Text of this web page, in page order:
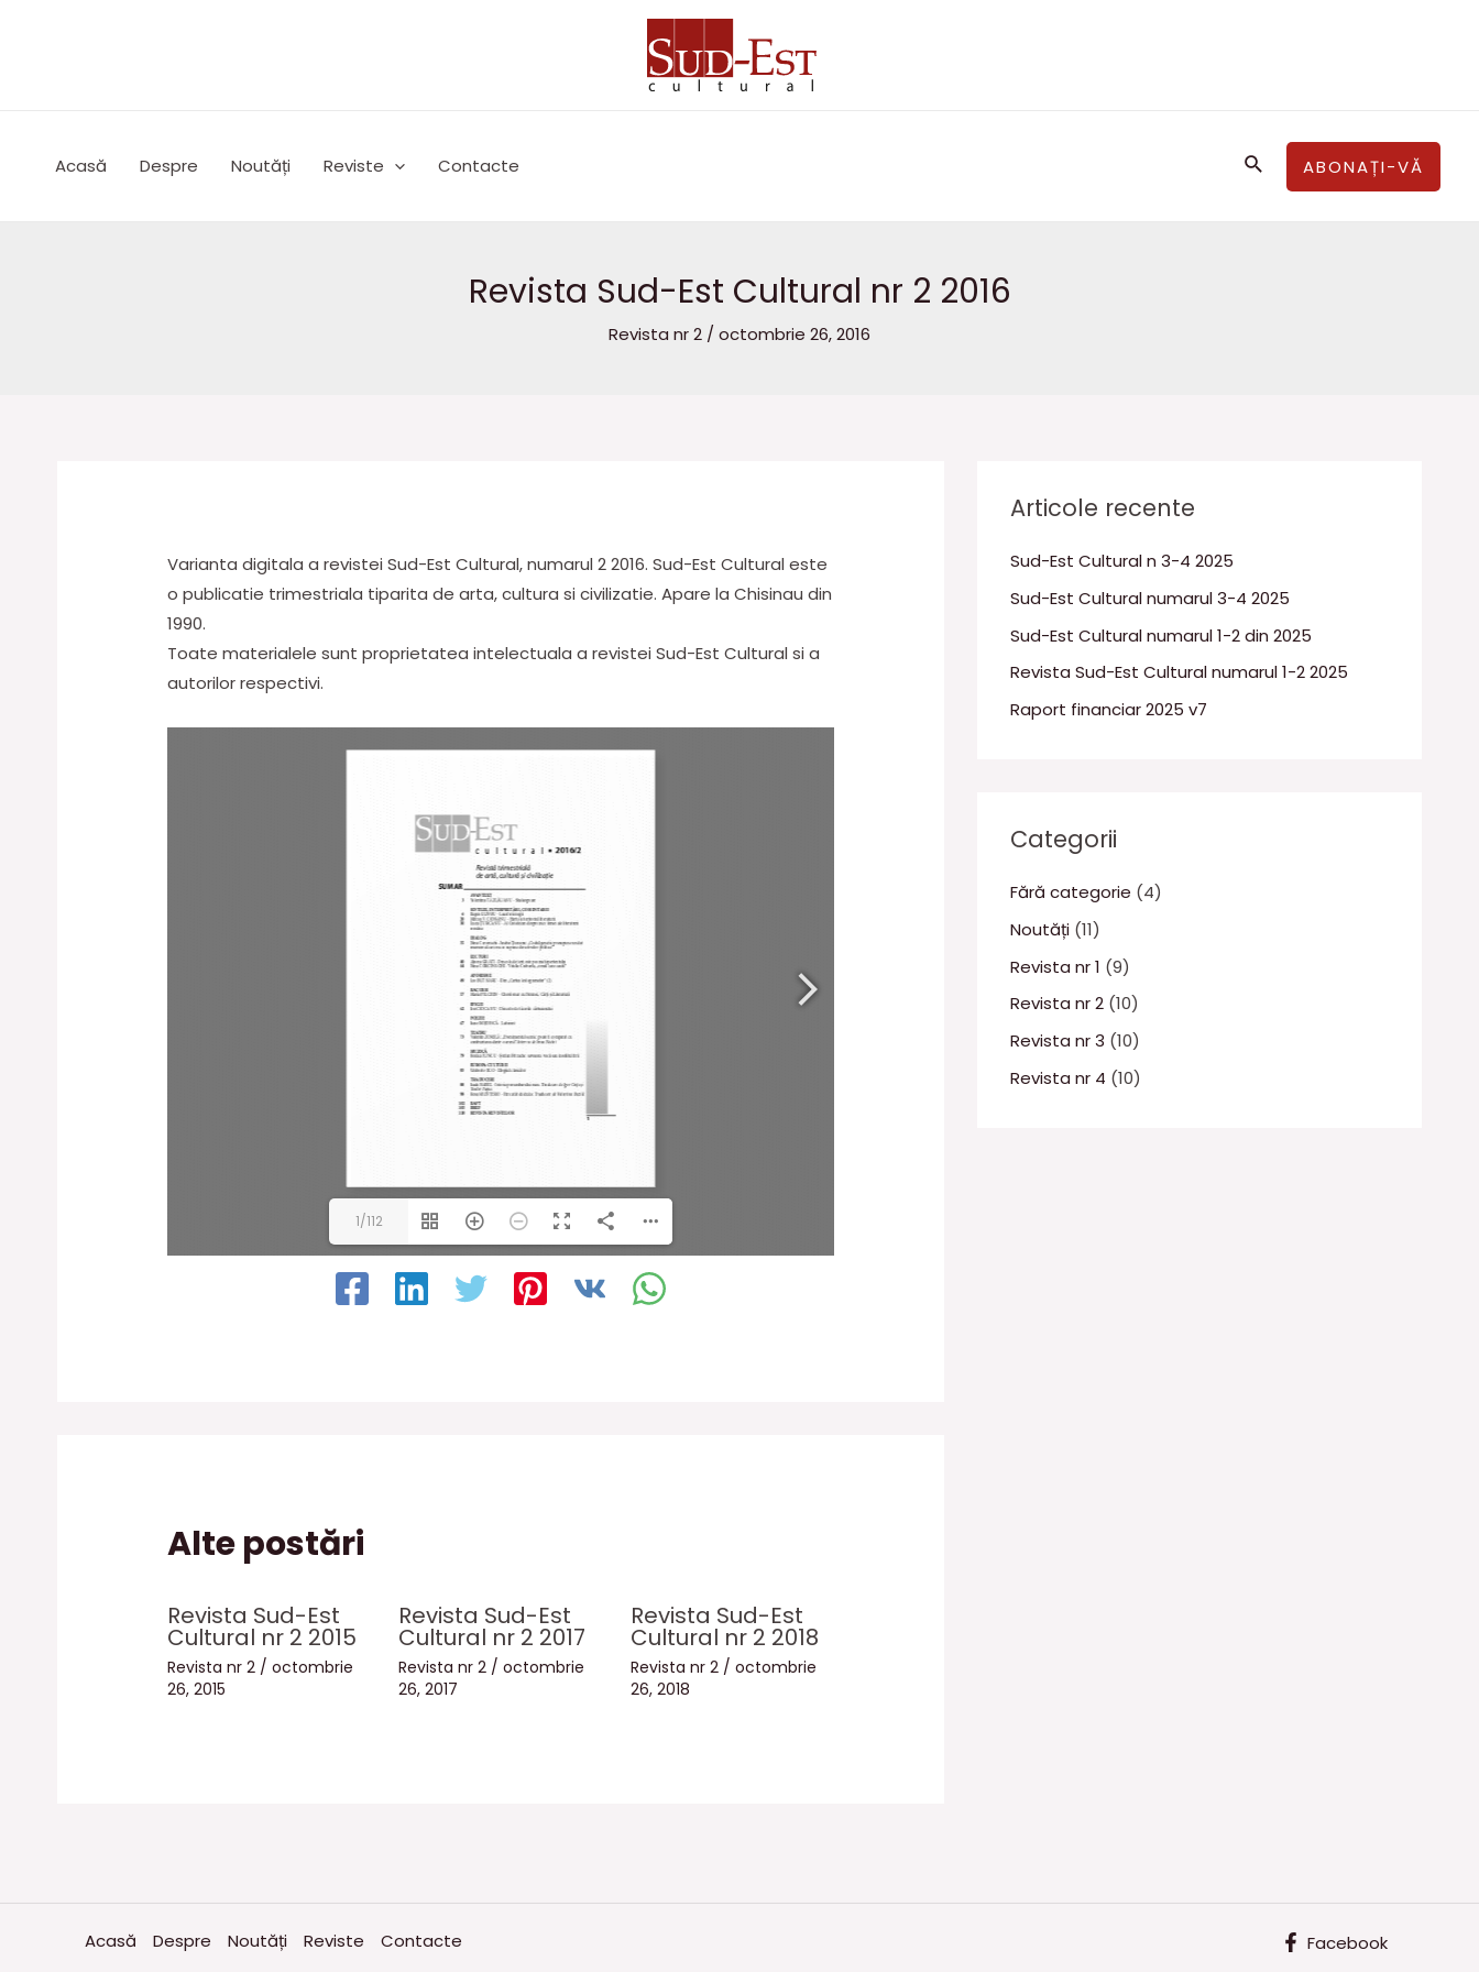
Acasă Despre Noutăți Reviste Contacte CăutareABONAȚI-VĂ
Revista Sud-Est Cultural nr 2 2016
Revista nr 2 / octombrie 26, 2016
Varianta digitala a revistei Sud-Est Cultural, numarul 2 2016. Sud-Est Cultural este
o publicatie trimestriala tiparita de arta, cultura si civilizatie. Apare la Chisinau din
1990.
Toate materialele sunt proprietatea intelectuala a revistei Sud-Est Cultural si a
autorilor respectivi.
1/112
Alte postări
Revista Sud-Est
Cultural nr 2 2015
Revista nr 2 /octombrie
26, 2015
Revista Sud-Est
Cultural nr 2 2017
Revista nr 2 /octombrie
26, 2017
Revista Sud-Est
Cultural nr 2 2018
Revista nr 2/ octombrie
26, 2018
Articole recente
Sud-Est Cultural n 3-4 2025
Sud-Est Cultural numarul 3-4 2025
Sud-Est Cultural numarul 1-2 din 2025
Revista Sud-Est Cultural numarul 1-2 2025
Raport financiar 2025 v7
Categorii
Fără categorie (4)
Noutăți (11)
Revista nr 1 (9)
Revista nr 2 (10)
Revista nr 3 (10)
Revista nr 4 (10)
Acasă Despre Noutăți Reviste Contacte Facebook